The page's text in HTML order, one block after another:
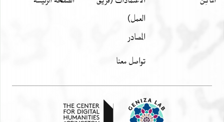
] בפניהם ושלא ופניהם ולא
العمل)
المصادر
تواصل معنا